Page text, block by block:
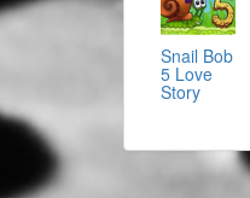
Snail Bob
5 Love
Story